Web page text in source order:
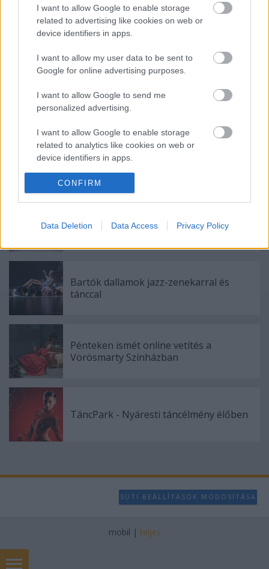
I want to allow Google to enable storage
related to advertising like cookies on web or
device identifiers in apps.
I want to allow my user data to be sent to
Google for online advertising purposes.
I want to allow Google to send me
personalized advertising.
I want to allow Google to enable storage
related to analytics like cookies on web or
device identifiers in apps.
I want to allow Google to enable storage
related to functionality of the website or app.
I want to allow Google to enable storage
related to personalization.
related to security, including authentication
functionality and fraud prevention, and other
user protection.
CONFIRM
Data Deletion Data Access Privacy Policy
A Művészetek Völgye 2012-es programervezete itt
tölthető le:(DOC)-(PDF)
Nagy sikerrel zárult a Veszprémi Petőfi
„Csonka évadot zárni nem felemelő
érzés"
Bartók dallamok jazz-zenekarral és
tánccal
Pénteken ismét online vetítés a
Vörösmarty Színházban
TáncPark - Nyáresti táncélmény élőben
SÜTI BEÁLLÍTÁSOK MÓDOSÍTÁSA
mobil | teljes